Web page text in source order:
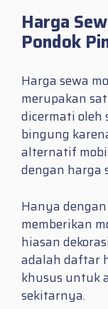
Harga
Pondok
Harga sewa
merupakan
dicermati oleh
bingung
alternatif
dengan harga
Hanya
memberikan
hiasan
adalah daftar
khusus untuk
sekitarnya.